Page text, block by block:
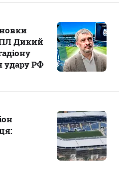
Дикий
удару РФ